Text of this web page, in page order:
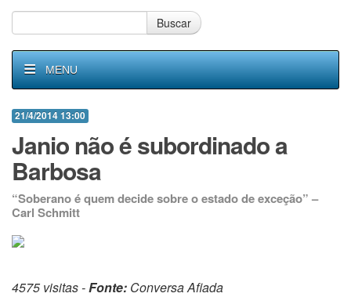
Buscar
MENU
21/4/2014 13:00
Janio não é subordinado a
Barbosa
“Soberano é quem decide sobre o estado de exceção” –
Carl Schmitt
4575 visitas -Fonte: Conversa Afiada